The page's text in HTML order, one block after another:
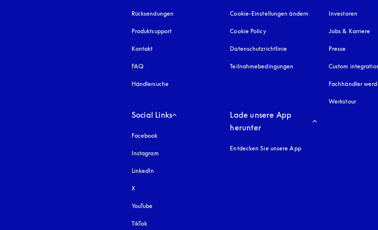
Rücksendungen
Produktsupport
Kontakt
FAQ
Händlersuche
Cookie-Einstellungen ändern
Cookie Policyöffnet sich in einem neuen Tab
Datenschutzrichtlinie öffnet sich in einem neuen Tab
Teilnahmebedingungen
Investoren
Jobs & Karriere
Presse
Custom
Fachhändler
Werkstour
Social Links
Facebook
Instagram
LinkedIn
X
YouTube
TikTok
Lade unsere App
herunter
Entdecken Sie unsere App